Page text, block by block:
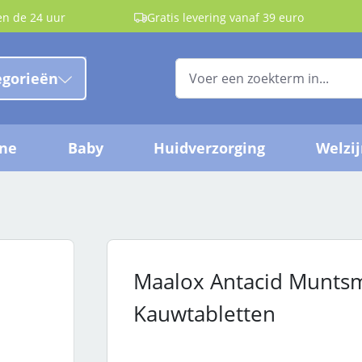
de 24 uur Gratis levering vanaf 39 euro
Baby Huidverzorging
Maalox Antacid
Kauwtabletten